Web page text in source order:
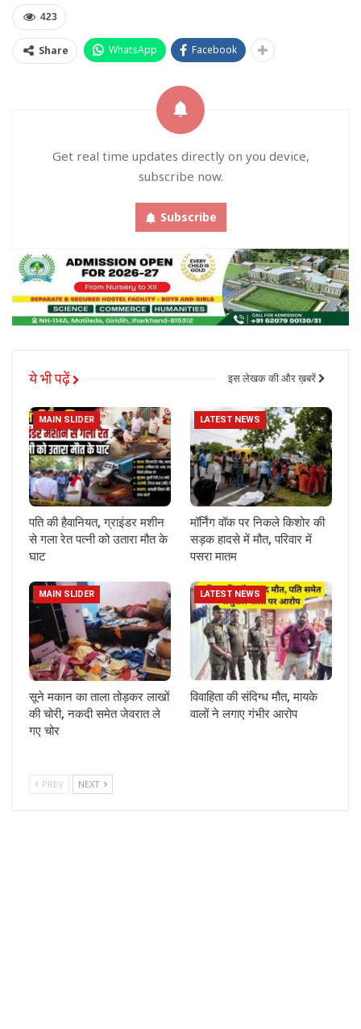
423
Share WhatsApp Facebook
Get real time updates directly on you device,
subscribe now.
Subscribe
ये भी पढ़ें इस लेखक की और ख़बरें
MAIN SLIDER
पति की हैवानियत, ग्राइंडर मशीन
से गला रेत पत्नी को उतारा मौत के
घाट
LATEST NEWS
मॉर्निंग वॉक पर निकले किशोर की
सड़क हादसे में मौत, परिवार में
पसरा मातम
MAIN SLIDER
सूने मकान का ताला तोड़कर लाखों
की चोरी, नकदी समेत जेवरात ले
गए चोर
LATEST NEWS
विवाहिता की संदिग्ध मौत, मायके
वालों ने लगाए गंभीर आरोप
PREV NEXT